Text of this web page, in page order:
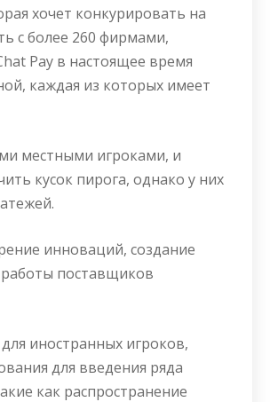
хочет конкурировать на
с более 260 фирмами,
Pay в настоящее время
каждая из которых имеет
местными игроками, и
кусок пирога, однако у них
инноваций, создание
поставщиков
иностранных игроков,
для введения ряда
как распространение